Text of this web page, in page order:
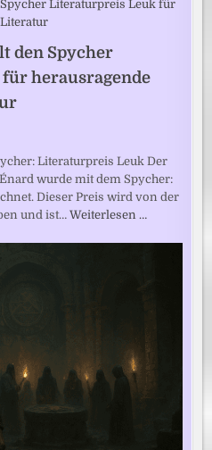
den Spycher
herausragende
Literaturpreis Leuk Der
wurde mit dem Spycher:
Dieser Preis wird von der
und ist…Weiterlesen …